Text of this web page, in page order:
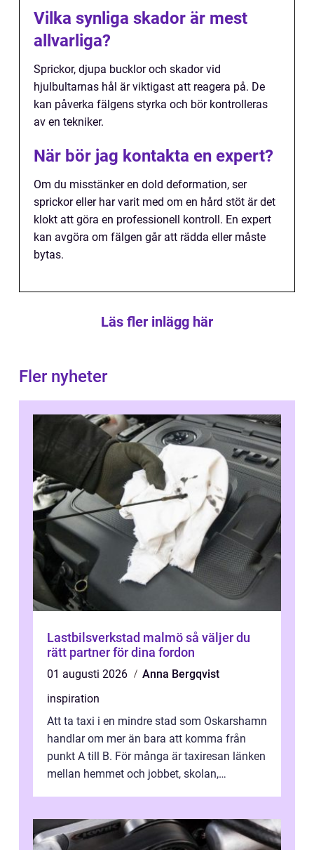
Vilka synliga skador är mest
allvarliga?
Sprickor, djupa bucklor och skador vid
hjulbultarnas hål är viktigast att reagera på. De
kan påverka fälgens styrka och bör kontrolleras
av en tekniker.
När bör jag kontakta en expert?
Om du misstänker en dold deformation, ser
sprickor eller har varit med om en hård stöt är det
klokt att göra en professionell kontroll. En expert
kan avgöra om fälgen går att rädda eller måste
bytas.
Läs fler inlägg här
Fler nyheter
Lastbilsverkstad malmö så väljer du
rätt partner för dina fordon
01 augusti 2026
Anna Bergqvist
inspiration
Att ta taxi i en mindre stad som Oskarshamn
handlar om mer än bara att komma från
punkt A till B. För många är taxiresan länken
mellan hemmet och jobbet, skolan,